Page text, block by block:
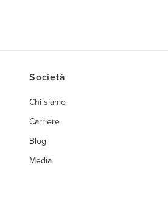
Società
Chi siamo
Carriere
Blog
Media